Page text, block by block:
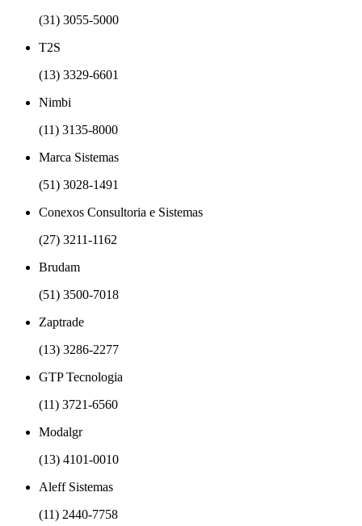
(31) 3055-5000
T2S
(13) 3329-6601
Nimbi
(11) 3135-8000
Marca Sistemas
(51) 3028-1491
Conexos Consultoria e Sistemas
(27) 3211-1162
Brudam
(51) 3500-7018
Zaptrade
(13) 3286-2277
GTP Tecnologia
(11) 3721-6560
Modalgr
(13) 4101-0010
Aleff Sistemas
(11) 2440-7758